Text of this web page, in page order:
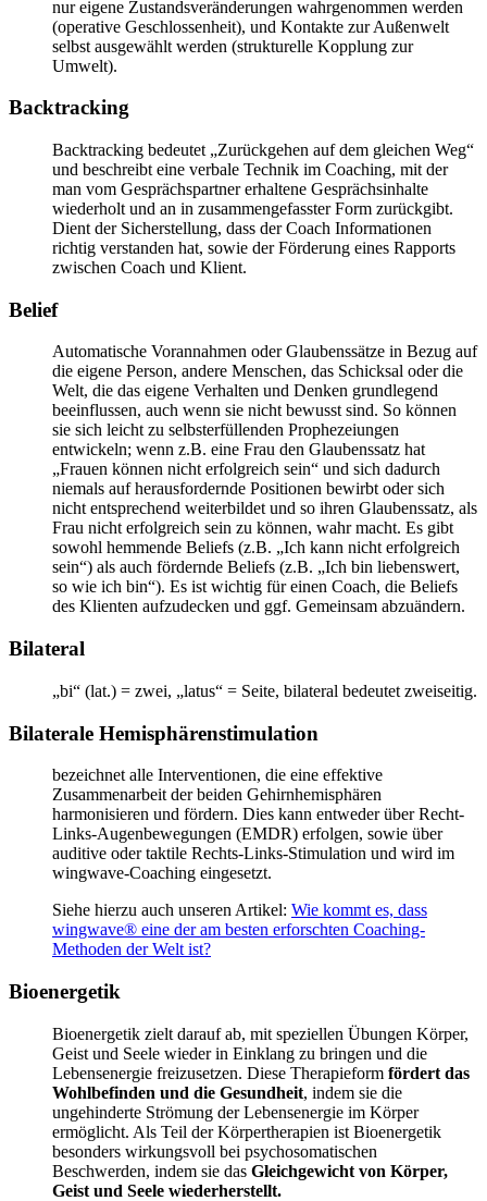
nur eigene Zustandsveränderungen wahrgenommen werden
(operative Geschlossenheit), und Kontakte zur Außenwelt
selbst ausgewählt werden (strukturelle Kopplung zur
Umwelt).
Backtracking
Backtracking bedeutet „Zurückgehen auf dem gleichen Weg“
und beschreibt eine verbale Technik im Coaching, mit der
man vom Gesprächspartner erhaltene Gesprächsinhalte
wiederholt und an in zusammengefasster Form zurückgibt.
Dient der Sicherstellung, dass der Coach Informationen
richtig verstanden hat, sowie der Förderung eines Rapports
zwischen Coach und Klient.
Belief
Automatische Vorannahmen oder Glaubenssätze in Bezug auf
die eigene Person, andere Menschen, das Schicksal oder die
Welt, die das eigene Verhalten und Denken grundlegend
beeinflussen, auch wenn sie nicht bewusst sind. So können
sie sich leicht zu selbsterfüllenden Prophezeiungen
entwickeln; wenn z.B. eine Frau den Glaubenssatz hat
„Frauen können nicht erfolgreich sein“ und sich dadurch
niemals auf herausfordernde Positionen bewirbt oder sich
nicht entsprechend weiterbildet und so ihren Glaubenssatz, als
Frau nicht erfolgreich sein zu können, wahr macht. Es gibt
sowohl hemmende Beliefs (z.B. „Ich kann nicht erfolgreich
sein“) als auch fördernde Beliefs (z.B. „Ich bin liebenswert,
so wie ich bin“). Es ist wichtig für einen Coach, die Beliefs
des Klienten aufzudecken und ggf. Gemeinsam abzuändern.
Bilateral
„bi“ (lat.) = zwei, „latus“ = Seite, bilateral bedeutet zweiseitig.
Bilaterale Hemisphärenstimulation
bezeichnet alle Interventionen, die eine effektive
Zusammenarbeit der beiden Gehirnhemisphären
harmonisieren und fördern. Dies kann entweder über Recht-
Links-Augenbewegungen (EMDR) erfolgen, sowie über
auditive oder taktile Rechts-Links-Stimulation und wird im
wingwave-Coaching eingesetzt.
Siehe hierzu auch unseren Artikel: Wie kommt es, dass
wingwave® eine der am besten erforschten Coaching-
Methoden der Welt ist?
Bioenergetik
Bioenergetik zielt darauf ab, mit speziellen Übungen Körper,
Geist und Seele wieder in Einklang zu bringen und die
Lebensenergie freizusetzen. Diese Therapieform fördert das
Wohlbefinden und die Gesundheit, indem sie die
ungehinderte Strömung der Lebensenergie im Körper
ermöglicht. Als Teil der Körpertherapien ist Bioenergetik
besonders wirkungsvoll bei psychosomatischen
Beschwerden, indem sie das Gleichgewicht von Körper,
Geist und Seele wiederherstellt.